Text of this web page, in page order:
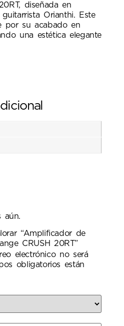
diseñada en
Orianthi.
Este
por su acabado en
una estética elegante
aún.
“Amplificador de
CRUSH 20RT”
electrónico no será
obligatorios están